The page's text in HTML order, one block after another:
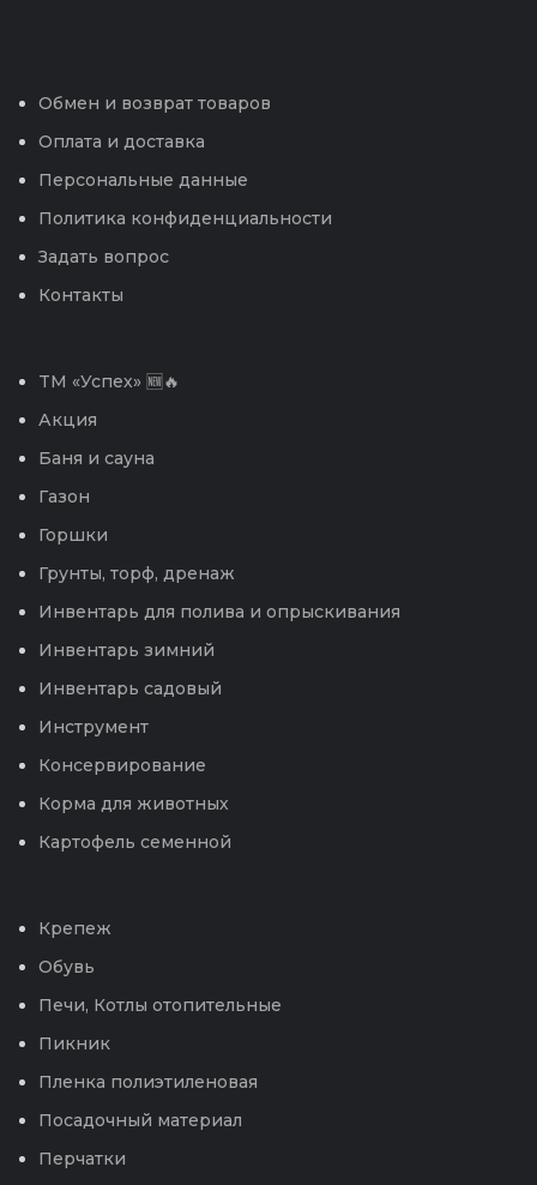
Обмен и возврат товаров
Оплата и доставка
Персональные данные
Политика конфиденциальности
Задать вопрос
Контакты
TM «Успех» 🆕🔥
Акция
Баня и сауна
Газон
Горшки
Грунты, торф, дренаж
Инвентарь для полива и опрыскивания
Инвентарь зимний
Инвентарь садовый
Инструмент
Консервирование
Корма для животных
Картофель семенной
Крепеж
Обувь
Печи, Котлы отопительные
Пикник
Пленка полиэтиленовая
Посадочный материал
Перчатки